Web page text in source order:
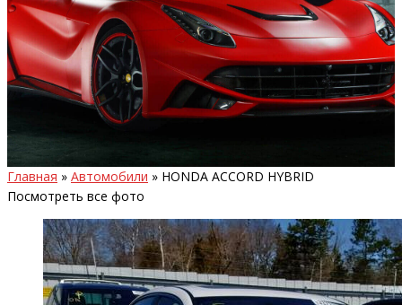
Главная » Автомобили » HONDA ACCORD HYBRID
Посмотреть все фото